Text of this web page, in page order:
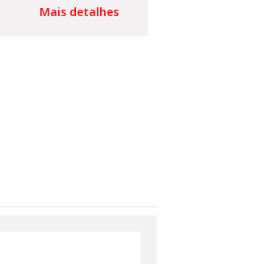
Mais detalhes